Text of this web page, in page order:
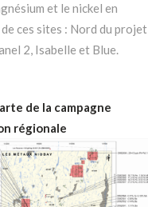
et le nickel en
ces sites : Nord du projet
2, Isabelle et Blue.
de la campagne
régionale